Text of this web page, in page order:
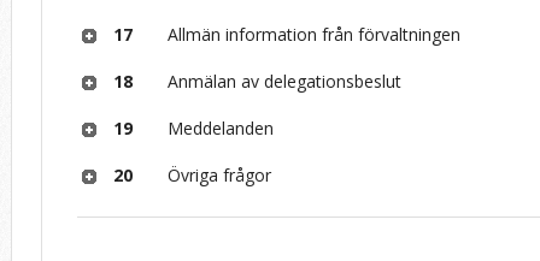
17 Allmän information från förvaltningen
18 Anmälan av delegationsbeslut
19 Meddelanden
20 Övriga frågor